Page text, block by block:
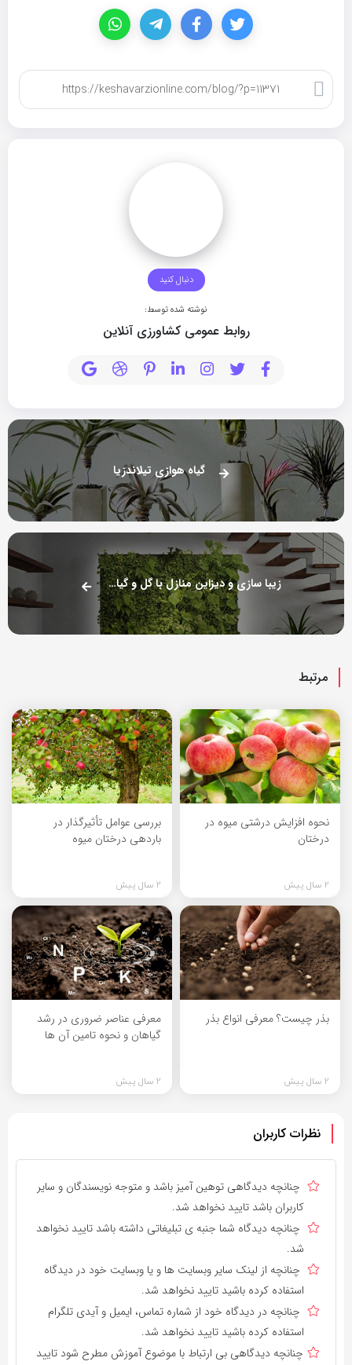
دنبال کنید
نوشته شده توسط:
روابط عمومی کشاورزی آنلاین
گیاه هوازی تیلاندزیا
زیبا سازی و دیزاین منازل با گل و گیاه بخش اول
مرتبط
نحوه افزایش درشتی میوه در
درختان
2 سال پیش
بررسی عوامل تأثیرگذار در
باردهی درختان میوه
2 سال پیش
بذر چیست؟ معرفی انواع بذر
2 سال پیش
معرفی عناصر ضروری در رشد
گیاهان و نحوه تامین آن ها
2 سال پیش
نظرات کاربران
چنانچه دیدگاهی توهین آمیز باشد و متوجه نویسندگان و سایر
کاربران باشد تایید نخواهد شد.
چنانچه دیدگاه شما جنبه ی تبلیغاتی داشته باشد تایید نخواهد
شد.
چنانچه از لینک سایر وبسایت ها و یا وبسایت خود در دیدگاه
استفاده کرده باشید تایید نخواهد شد.
چنانچه در دیدگاه خود از شماره تماس، ایمیل و آیدی تلگرام
استفاده کرده باشید تایید نخواهد شد.
چنانچه دیدگاهی بی ارتباط با موضوع آموزش مطرح شود تایید